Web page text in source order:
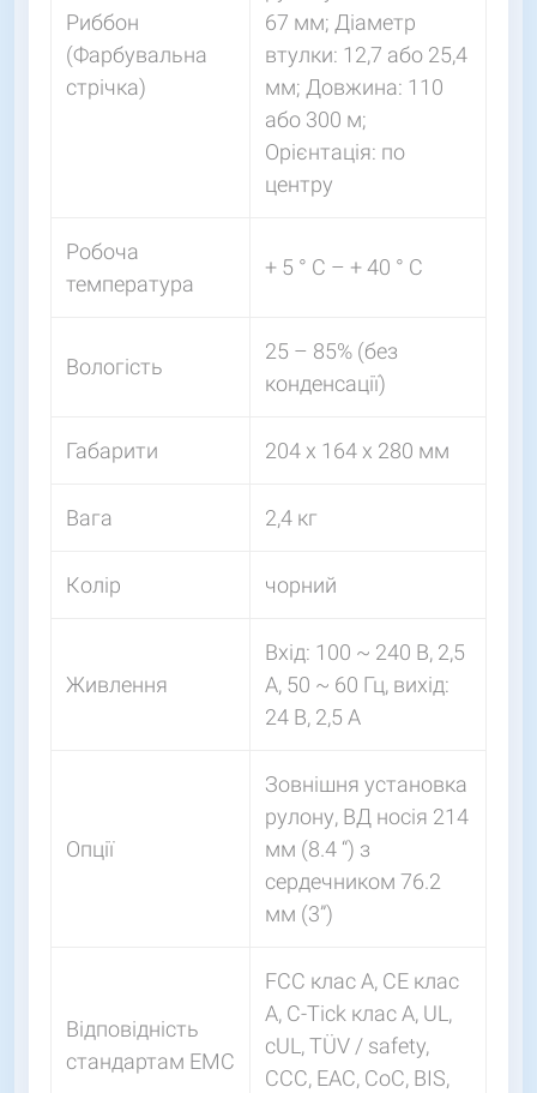
Риббон
(Фарбувальна
стрічка)
67 мм; Діаметр
втулки: 12,7 або 25,4
мм; Довжина: 110
або 300 м;
Орієнтація: по
центру
Робоча
температура
+ 5 ° C – + 40 ° C
Вологість
25 – 85% (без
конденсації)
Габарити 204 x 164 x 280 мм
Вага 2,4 кг
Колір чорний
Живлення
Вхід: 100 ~ 240 В, 2,5
А, 50 ~ 60 Гц, вихід:
24 В, 2,5 A
Опції
Зовнішня установка
рулону, ВД носія 214
мм (8.4 “) з
сердечником 76.2
мм (3”)
Відповідність
стандартам EMC
FCC клас A, CE клас
A, C-Tick клас A, UL,
cUL, TÜV / safety,
CCC, EAC, CoC, BIS,